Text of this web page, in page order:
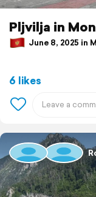
Pljvilja in
June 8, 2025 in
6 likes